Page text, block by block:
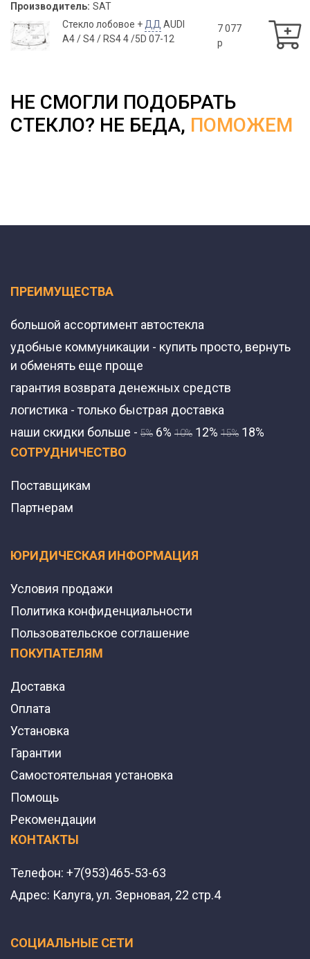
Производитель: SAT
Стекло лобовое + ДД AUDI
A4 / S4 / RS4 4 /5D 07-12
7 077
p
НЕ СМОГЛИ ПОДОБРАТЬ
СТЕКЛО? НЕ БЕДА, ПОМОЖЕМ
ПРЕИМУЩЕСТВА
большой ассортимент автостекла
удобные коммуникации - купить просто, вернуть
и обменять еще проще
гарантия возврата денежных средств
логистика - только быстрая доставка
наши скидки больше - 5% 6% 10% 12% 15% 18%
СОТРУДНИЧЕСТВО
Поставщикам
Партнерам
ЮРИДИЧЕСКАЯ ИНФОРМАЦИЯ
Условия продажи
Политика конфиденциальности
Пользовательское соглашение
ПОКУПАТЕЛЯМ
Доставка
Оплата
Установка
Гарантии
Самостоятельная установка
Помощь
Рекомендации
КОНТАКТЫ
Телефон: +7(953)465-53-63
Адрес: Калуга, ул. Зерновая, 22 стр.4
СОЦИАЛЬНЫЕ СЕТИ